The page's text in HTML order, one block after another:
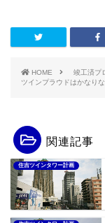
HOME 竣工済プ
ツインプラウドはかなり
関連記事
住吉ツインタワー計画